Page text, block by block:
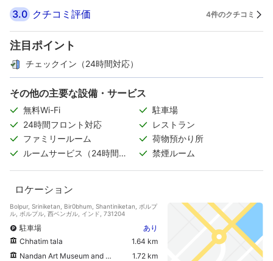
3.0 クチコミ評価 4件のクチコミ
注目ポイント
チェックイン（24時間対応）
その他の主要な設備・サービス
無料Wi-Fi
駐車場
24時間フロント対応
レストラン
ファミリールーム
荷物預かり所
ルームサービス（24時間対
禁煙ルーム
ロケーション
Bolpur, Sriniketan, Bir0bhum, Shantiniketan, ボルプ
ル, ボルプル, 西ベンガル, インド, 731204
駐車場
あり
Chhatim tala
1.64 km
Nandan Art Museum and Gallery
1.72 km